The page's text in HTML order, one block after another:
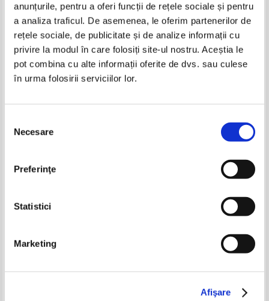
anunțurile, pentru a oferi funcții de rețele sociale și pentru
a analiza traficul. De asemenea, le oferim partenerilor de
rețele sociale, de publicitate și de analize informații cu
privire la modul în care folosiți site-ul nostru. Aceștia le
pot combina cu alte informații oferite de dvs. sau culese
în urma folosirii serviciilor lor.
consimțământului
Necesare
Preferinţe
Statistici
Marketing
Afişare
Alexandre Dumas - Vicontele de
Pret:
Alexandre Dumas - Vicontele de
Produse din aceeasi categorie
-15%
Stephenie Meyer - Seria Amurg
Adaugă în coș
-15%
Dan Immons - Hyperion Cantos
-15%